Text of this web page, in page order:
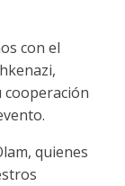
con el
cooperación
quienes